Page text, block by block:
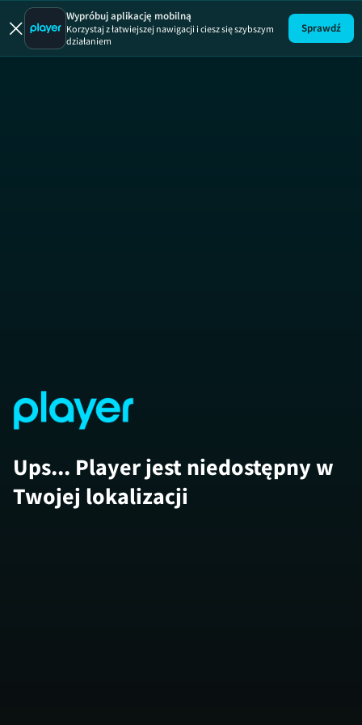
Wypróbuj aplikację mobilną
Korzystaj z łatwiejszej nawigacji i ciesz się szybszym
działaniem
Sprawdź
Ups... Player jest niedostępny w
Twojej lokalizacji